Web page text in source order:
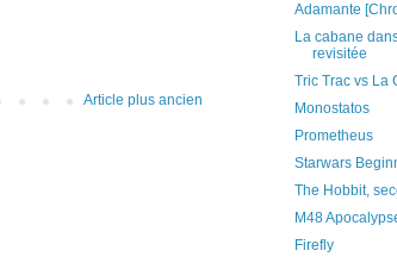
Article plus ancien
Adamante
La cabane
revisitée
Tric Trac vs La
Monostatos
Prometheus
Starwars
The Hobbit,
M48
Firefly